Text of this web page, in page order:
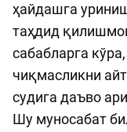
ҳайдашга
таҳдид
сабабларга
чиқмасликни
судига даъво
Шу муносабат